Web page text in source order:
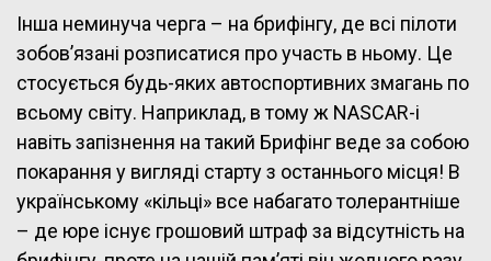
Інша неминуча черга – на брифінгу, де всі пілоти
зобов’язані розписатися про участь в ньому. Це
стосується будь-яких автоспортивних змагань по
всьому світу. Наприклад, в тому ж NASCAR-і
навіть запізнення на такий Брифінг веде за собою
покарання у вигляді старту з останнього місця! В
українському «кільці» все набагато толерантніше
– де юре існує грошовий штраф за відсутність на